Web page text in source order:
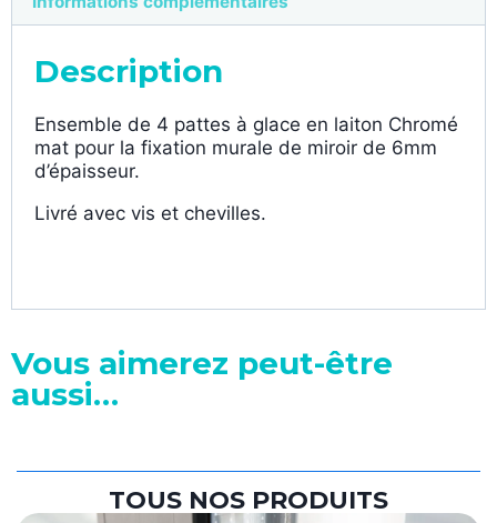
Description
Ensemble de 4 pattes à glace en laiton Chromé
mat pour la fixation murale de miroir de 6mm
d’épaisseur.
Livré avec vis et chevilles.
Vous aimerez peut-être
aussi…
TOUS NOS PRODUITS